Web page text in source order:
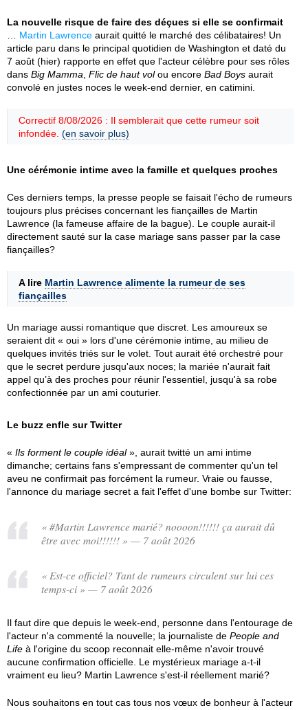
La nouvelle risque de faire des déçues si elle se confirmait
Martin Lawrence aurait quitté le marché des célibataires! Un
article paru dans le principal quotidien de Washington et daté du
7 août (hier) rapporte en effet que l'acteur célèbre pour ses rôles
dans Big Mamma Flic de haut volou encore Bad Boys aurait
convolé en justes noces le week-end dernier, en catimini.
Correctif 8/08/2026 : Il semblerait que cette rumeur soit
infondée. (en savoir plus)
Une cérémonie intime avec la famille et quelques proches
Ces derniers temps, la presse people se faisait l'écho de rumeurs
toujours plus précises concernant les fiançailles de Martin
Lawrence (la fameuse affaire de la bague). Le couple aurait-il
directement sauté sur la case mariage sans passer par la case
fiançailles?
A lire Martin Lawrence alimente la rumeur de ses
fiançailles
Un mariage aussi romantique que discret. Les amoureux se
seraient dit « oui » lors d'une cérémonie intime, au milieu de
quelques invités triés sur le volet. Tout aurait été orchestré pour
que le secret perdure jusqu'aux noces; la mariée n'aurait fait
appel qu’à des proches pour réunir l'essentiel, jusqu'à sa robe
confectionnée par un ami couturier.
Le buzz enfle sur Twitter
« Ils forment le couple idéal», aurait twitté un ami intime
dimanche; certains fans s'empressant de commenter qu'un tel
aveu ne confirmait pas forcément la rumeur. Vraie ou fausse,
l'annonce du mariage secret a fait l'effet d'une bombe sur Twitter:
« #Martin Lawrence marié? noooon!!!!!! ça aurait dû
être avec moi!!!!!! » — 7 août 2026
« Est-ce officiel? Tant de rumeurs circulent sur lui ces
temps-ci » — 7 août 2026
Il faut dire que depuis le week-end, personne dans l'entourage de
l'acteur n'a commenté la nouvelle; la journaliste de People and
Life à l'origine du scoop reconnait elle-même n'avoir trouvé
aucune confirmation officielle. Le mystérieux mariage a-t-il
vraiment eu lieu? Martin Lawrence s'est-il réellement marié?
Nous souhaitons en tout cas tous nos vœux de bonheur à l'acteur